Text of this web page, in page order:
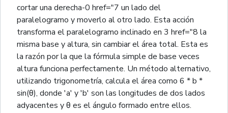
cortar una derecha-0 href="7 un lado del
paralelogramo y moverlo al otro lado. Esta acción
transforma el paralelogramo inclinado en 3 href="8 la
misma base y altura, sin cambiar el área total. Esta es
la razón por la que la fórmula simple de base veces
altura funciona perfectamente. Un método alternativo,
utilizando trigonometría, calcula el área como 6 * b *
sin(θ), donde 'a' y 'b' son las longitudes de dos lados
adyacentes y θ es el ángulo formado entre ellos.